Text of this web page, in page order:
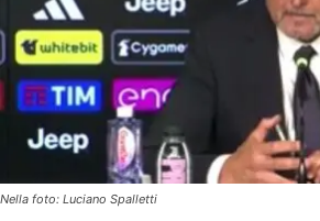
Nella foto: Luciano Spalletti